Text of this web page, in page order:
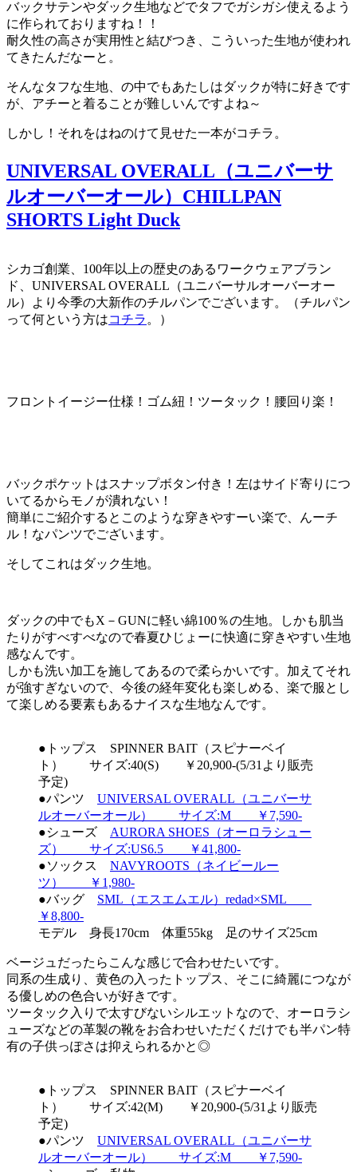
バックサテンやダック生地などでタフでガシガシ使えるよう
に作られておりますね！！
耐久性の高さが実用性と結びつき、こういった生地が使われ
てきたんだなーと。
そんなタフな生地、の中でもあたしはダックが特に好きです
が、アチーと着ることが難しいんですよね～
しかし！それをはねのけて見せた一本がコチラ。
UNIVERSAL OVERALL（ユニバーサ
ルオーバーオール）CHILLPAN
SHORTS Light Duck
シカゴ創業、100年以上の歴史のあるワークウェアブラン
ド、UNIVERSAL OVERALL（ユニバーサルオーバーオー
ル）より今季の大新作のチルパンでございます。（チルパン
って何という方はコチラ 。）
フロントイージー仕様！ゴム紐！ツータック！腰回り楽！
バックポケットはスナップボタン付き！左はサイド寄りにつ
いてるからモノが潰れない！
簡単にご紹介するとこのような穿きやすーい楽で、んーチ
ル！なパンツでございます。
そしてこれはダック生地。
ダックの中でもX－GUNに軽い綿100％の生地。しかも肌当
たりがすべすべなので春夏ひじょーに快適に穿きやすい生地
感なんです。
しかも洗い加工を施してあるので柔らかいです。加えてそれ
が強すぎないので、今後の経年変化も楽しめる、楽で服とし
て楽しめる要素もあるナイスな生地なんです。
●トップス SPINNER BAIT（スピナーベイ
ト） サイズ:40(S) ￥20,900-(5/31より販売
予定)
●パンツ UNIVERSAL OVERALL（ユニバーサ
ルオーバーオール） サイズ:M ￥7,590-
●シューズ AURORA SHOES（オーロラシュー
ズ） サイズ:US6.5 ￥41,800-
●ソックス NAVYROOTS（ネイビールー
ツ） ￥1,980-
●バッグ SML（エスエムエル）redad×SML
￥8,800-
モデル 身長170cm 体重55kg 足のサイズ25cm
ベージュだったらこんな感じで合わせたいです。
同系の生成り、黄色の入ったトップス、そこに綺麗につなが
る優しめの色合いが好きです。
ツータック入りで太すびないシルエットなので、オーロラシ
ューズなどの革製の靴をお合わせいただくだけでも半パン特
有の子供っぽさは抑えられるかと◎
●トップス SPINNER BAIT（スピナーベイ
ト） サイズ:42(M) ￥20,900-(5/31より販売
予定)
●パンツ UNIVERSAL OVERALL（ユニバーサ
ルオーバーオール） サイズ:M ￥7,590-